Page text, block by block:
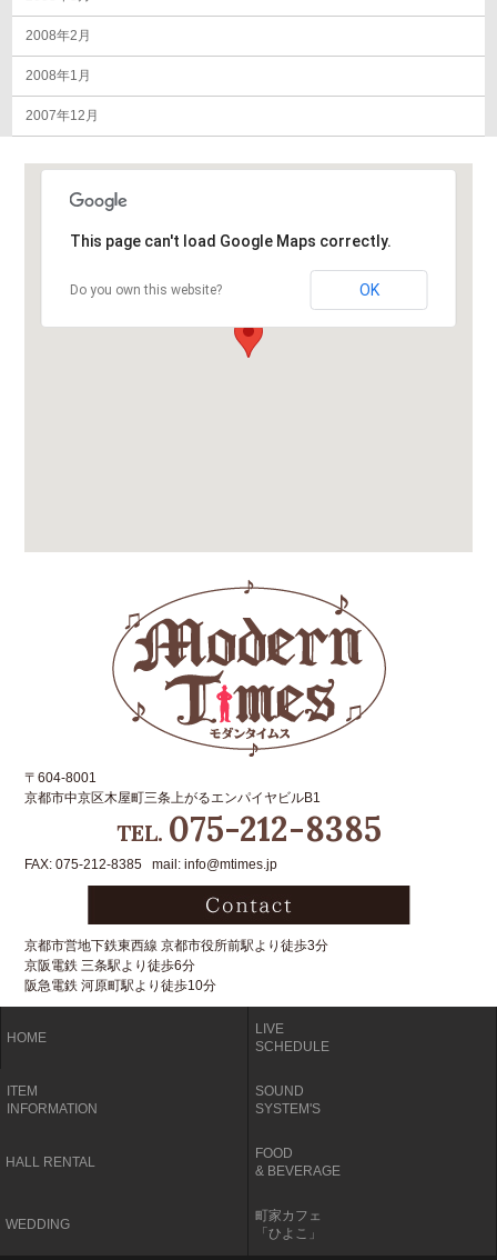
2008年2月
2008年1月
2007年12月
This page can't load Google Maps correctly.
Do you own this website? OK
〒604-8001
京都市中京区木屋町三条上がるエンパイヤビルB1
TEL. 075-212-8385
FAX: 075-212-8385 mail: info@mtimes.jp
京都市営地下鉄東西線 京都市役所前駅より徒歩3分
京阪電鉄 三条駅より徒歩6分
阪急電鉄 河原町駅より徒歩10分
HOME
LIVE
SCHEDULE
ITEM
INFORMATION
SOUND
SYSTEM'S
HALL RENTAL
FOOD
& BEVERAGE
WEDDING
町家カフェ
「ひよこ」